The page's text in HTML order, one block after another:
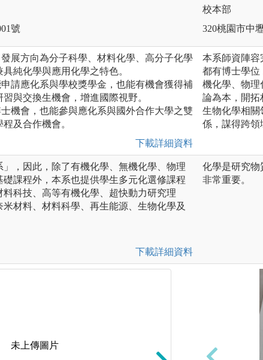
號
校本部
320桃園市中
展方向為分子科學、材料化學、高分子化學
純化學與應用化學之特色。
請應化系與學校獎學金，也能有機會獲得補
與交換生機會，增進國際視野。
機會，也能參與應化系與國外合作大學之雙
及合作機會。
下載詳細資料
本系師資陣容
都有博士學位
機化學、物理
論為本，開拓
生物化學相關
係，謀得跨領
，因此，除了有機化學、無機化學、物理
課程外，本系也提供學生多元化選修課程
科技、高等有機化學、超快動力研究理
材料、材料科學、再生能源、生物化學及
下載詳細資料
化學是研究物
非常重要。
未上傳圖片